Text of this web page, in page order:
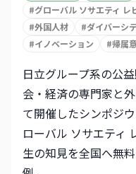
#グローバル ソサエティ レ
#外国人材 #ダイバーシ
#イノベーション #帰属
日立グループ系の公
会・経済の専門家と
て開催したシンポジ
ローバル ソサエティ
生の知見を全国へ無